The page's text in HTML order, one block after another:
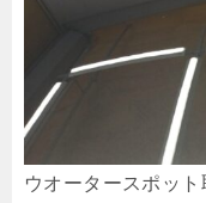
ウオータースポッ